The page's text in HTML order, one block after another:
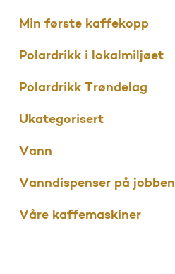
Min første kaffekopp
Polardrikk i lokalmiljøet
Polardrikk Trøndelag
Ukategorisert
Vann
Vanndispenser på jobben
Våre kaffemaskiner